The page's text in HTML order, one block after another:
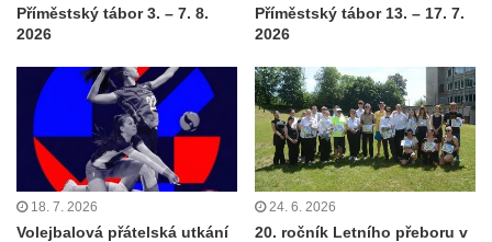
Příměstský tábor 3. – 7. 8.
2026
Příměstský tábor 13. – 17. 7.
2026
18. 7. 2026
Volejbalová přátelská utkání
24. 6. 2026
20. ročník Letního přeboru v